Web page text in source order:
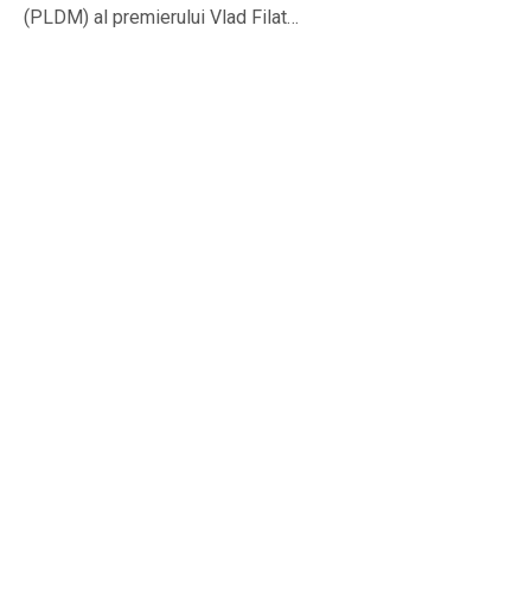
(PLDM) al premierului Vlad Filat…